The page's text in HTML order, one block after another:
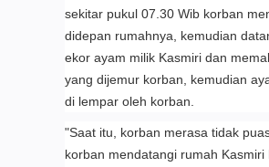
sekitar pukul 07.30 Wib korban
didepan rumahnya, kemudian
ekor ayam milik Kasmiri dan
yang dijemur korban, kemudian
di lempar oleh korban.
"Saat itu, korban merasa tidak
korban mendatangi rumah Kasmiri